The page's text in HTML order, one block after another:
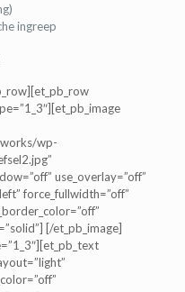
ingreep
wp-
use_overlay=”off”
force_fullwidth=”off”
[/et_pb_image]